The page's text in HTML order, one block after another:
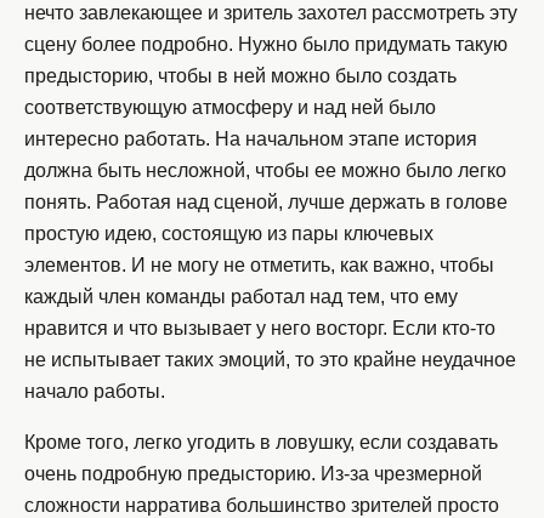
нечто завлекающее и зритель захотел рассмотреть эту
сцену более подробно. Нужно было придумать такую
предысторию, чтобы в ней можно было создать
соответствующую атмосферу и над ней было
интересно работать. На начальном этапе история
должна быть несложной, чтобы ее можно было легко
понять. Работая над сценой, лучше держать в голове
простую идею, состоящую из пары ключевых
элементов. И не могу не отметить, как важно, чтобы
каждый член команды работал над тем, что ему
нравится и что вызывает у него восторг. Если кто-то
не испытывает таких эмоций, то это крайне неудачное
начало работы.
Кроме того, легко угодить в ловушку, если создавать
очень подробную предысторию. Из-за чрезмерной
сложности нарратива большинство зрителей просто